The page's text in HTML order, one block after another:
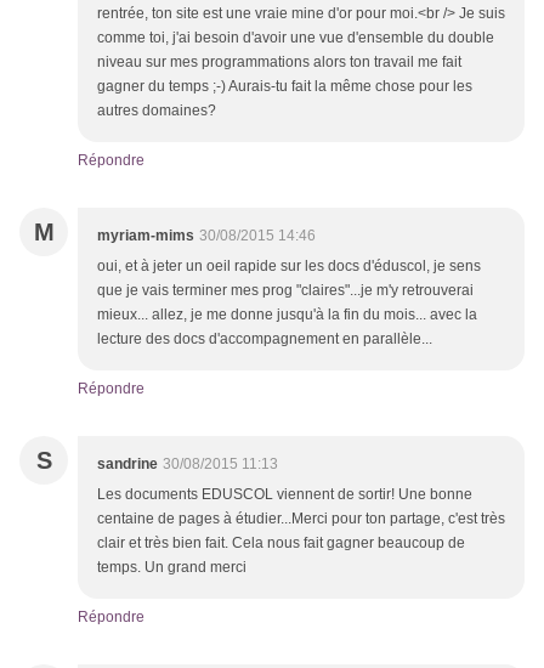
rentrée, ton site est une vraie mine d'or pour moi.<br /> Je suis
comme toi, j'ai besoin d'avoir une vue d'ensemble du double
niveau sur mes programmations alors ton travail me fait
gagner du temps ;-) Aurais-tu fait la même chose pour les
autres domaines?
Répondre
M myriam-mims 30/08/2015 14:46
oui, et à jeter un oeil rapide sur les docs d'éduscol, je sens
que je vais terminer mes prog "claires"...je m'y retrouverai
mieux... allez, je me donne jusqu'à la fin du mois... avec la
lecture des docs d'accompagnement en parallèle...
Répondre
S sandrine 30/08/2015 11:13
Les documents EDUSCOL viennent de sortir! Une bonne
centaine de pages à étudier...Merci pour ton partage, c'est très
clair et très bien fait. Cela nous fait gagner beaucoup de
temps. Un grand merci
Répondre